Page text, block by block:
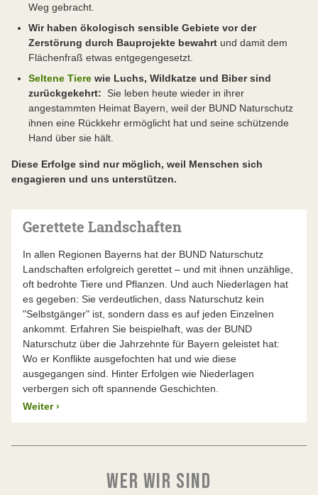
Weg gebracht.
Wir haben ökologisch sensible Gebiete vor der
Zerstörung durch Bauprojekte bewahrt und damit dem
Flächenfraß etwas entgegengesetzt.
Seltene Tiere wie Luchs, Wildkatze und Biber sind
zurückgekehrt: Sie leben heute wieder in ihrer
angestammten Heimat Bayern, weil der BUND Naturschutz
ihnen eine Rückkehr ermöglicht hat und seine schützende
Hand über sie hält.
Diese Erfolge sind nur möglich, weil Menschen sich
engagieren und uns unterstützen.
Gerettete Landschaften
In allen Regionen Bayerns hat der BUND Naturschutz
Landschaften erfolgreich gerettet – und mit ihnen unzählige,
oft bedrohte Tiere und Pflanzen. Und auch Niederlagen hat
es gegeben: Sie verdeutlichen, dass Naturschutz kein
"Selbstgänger" ist, sondern dass es auf jeden Einzelnen
ankommt. Erfahren Sie beispielhaft, was der BUND
Naturschutz über die Jahrzehnte für Bayern geleistet hat:
Wo er Konflikte ausgefochten hat und wie diese
ausgegangen sind. Hinter Erfolgen wie Niederlagen
verbergen sich oft spannende Geschichten.
Weiter ›
WER WIR SIND